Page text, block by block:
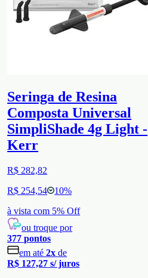
Seringa de Resina
Composta Universal
SimpliShade 4g Light -
Kerr
R$ 282,82
R$ 254,54
10%
à vista com 5% Off
ou troque por
377 pontos
em até 2x de
R$ 127,27 s/ juros